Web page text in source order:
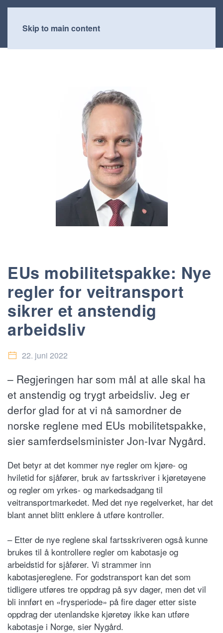
Skip to main content
EUs mobilitetspakke: Nye
regler for veitransport
sikrer et anstendig
arbeidsliv
22. juni 2022
– Regjeringen har som mål at alle skal ha
et anstendig og trygt arbeidsliv. Jeg er
derfor glad for at vi nå samordner de
norske reglene med EUs mobilitetspakke,
sier samferdselsminister Jon-Ivar Nygård.
Det betyr at det kommer nye regler om kjøre- og
hviletid for sjåfører, bruk av fartsskriver i kjøretøyene
og regler om yrkes- og markedsadgang til
veitransportmarkedet. Med det nye regelverket, har det
blant annet blitt enklere å utføre kontroller.
– Etter de nye reglene skal fartsskriveren også kunne
brukes til å kontrollere regler om kabotasje og
arbeidstid for sjåfører. Vi strammer inn
kabotasjereglene. For godstransport kan det som
tidligere utføres tre oppdrag på syv dager, men det vil
bli innført en «frysperiode» på fire dager etter siste
oppdrag der utenlandske kjøretøy ikke kan utføre
kabotasje i Norge, sier Nygård.